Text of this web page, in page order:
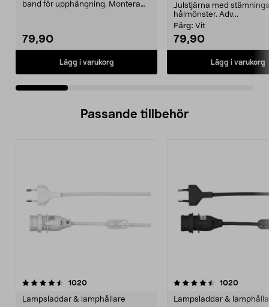
band för upphängning. Montera
79,90
Lägg i varukorg
Julstjärna med
hålmönster. Adv...
Färg: Vit
79,90
Lägg i varukorg
Passande tillbehör
1020recensioner
Lampsladdar & lamphållare
4.5av 5 stjärnor 1020
Lampsladdar &
3.0av 5 stjärnor